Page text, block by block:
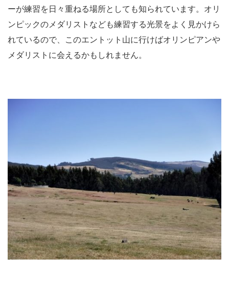
ーが練習を日々重ねる場所としても知られています。オリ
ンピックのメダリストなども練習する光景をよく見かけら
れているので、このエントット山に行けばオリンピアンや
メダリストに会えるかもしれません。